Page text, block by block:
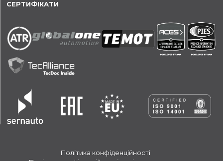
СЕРТИФІКАТИ
Політика конфіденційності